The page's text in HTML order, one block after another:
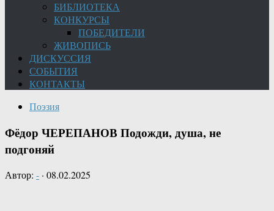
БИБЛИОТЕКА
КОНКУРСЫ
ПОБЕДИТЕЛИ
ЖИВОПИСЬ
ДИСКУССИЯ
СОБЫТИЯ
КОНТАКТЫ
Поэзия
Фёдор ЧЕРЕПАНОВ Подожди, душа, не
подгоняй
Автор: - · 08.02.2025